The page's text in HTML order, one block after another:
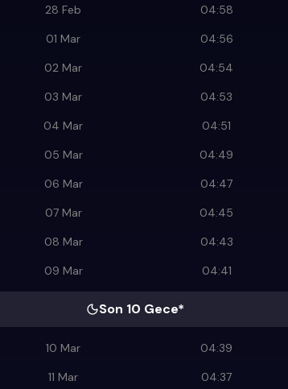
28 Feb 04:58
01 Mar 04:56
02 Mar 04:54
03 Mar 04:53
04 Mar 04:51
05 Mar 04:49
06 Mar 04:47
07 Mar 04:45
08 Mar 04:43
09 Mar 04:41
Son 10 Gece*
10 Mar 04:39
11 Mar 04:37